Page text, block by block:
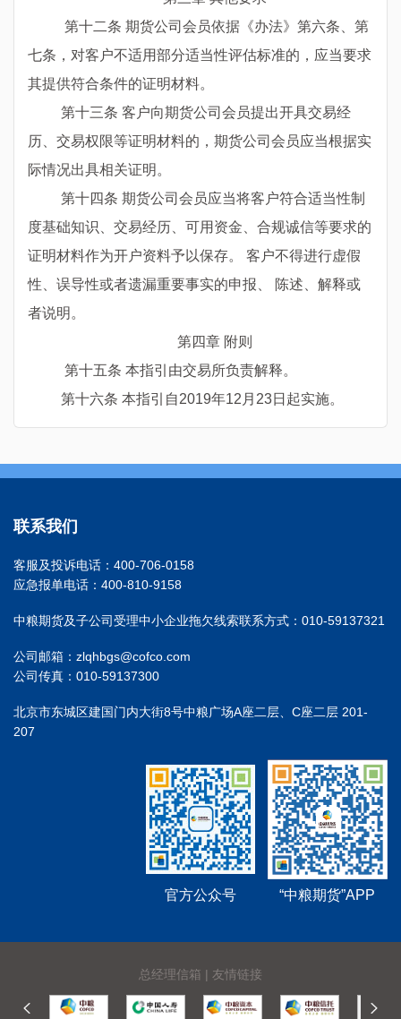
第十二条 期货公司会员依据《办法》第六条、第
七条，对客户不适用部分适当性评估标准的，应当要求
其提供符合条件的证明材料。
第十三条 客户向期货公司会员提出开具交易经
历、交易权限等证明材料的，期货公司会员应当根据实
际情况出具相关证明。
第十四条 期货公司会员应当将客户符合适当性制
度基础知识、交易经历、可用资金、合规诚信等要求的
证明材料作为开户资料予以保存。 客户不得进行虚假
性、误导性或者遗漏重要事实的申报、 陈述、解释或
者说明。
第四章 附则
第十五条 本指引由交易所负责解释。
第十六条 本指引自2019年12 月 23日起实施。
联系我们
客服及投诉电话：400-706-0158
应急报单电话：400-810-9158
中粮期货及子公司受理中小企业拖欠线索联系方式：010-59137321
公司邮箱：zlqhbgs@cofco.com
公司传真：010-59137300
北京市东城区建国门内大街8号中粮广场A座二层、C座二层 201-
207
官方公众号 “中粮期货”APP
总经理信箱 | 友情链接